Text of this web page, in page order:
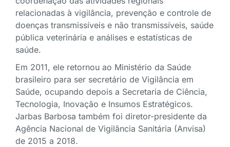
relacionadas à vigilância, prevenção e controle de
doenças transmissíveis e não transmissíveis, saúde
pública veterinária e análises e estatísticas de
saúde.
Em 2011, ele retornou ao Ministério da Saúde
brasileiro para ser secretário de Vigilância em
Saúde, ocupando depois a Secretaria de Ciência,
Tecnologia, Inovação e Insumos Estratégicos.
Jarbas Barbosa também foi diretor-presidente da
Agência Nacional de Vigilância Sanitária (Anvisa)
de 2015 a 2018.